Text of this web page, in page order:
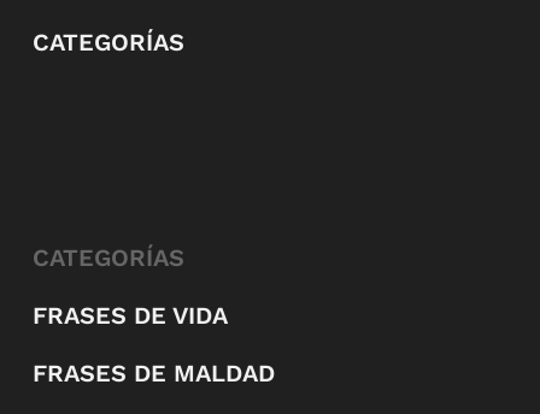
CATEGORÍAS
CATEGORÍAS
FRASES DE VIDA
FRASES DE MALDAD